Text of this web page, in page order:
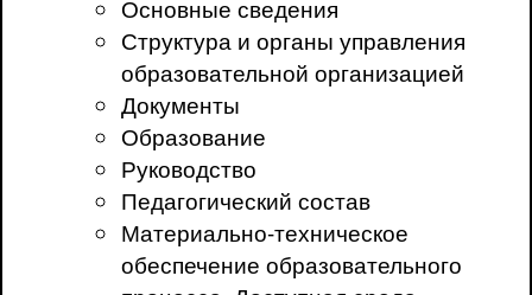
Основные сведения
Структура и органы управления
образовательной организацией
Документы
Образование
Руководство
Педагогический состав
Материально-техническое
обеспечение образовательного